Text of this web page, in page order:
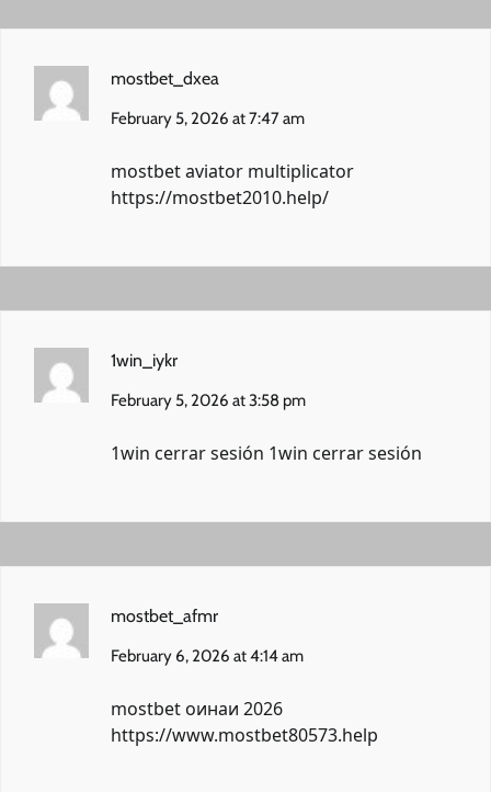
mostbet_dxea
February 5, 2026 at 7:47 am
mostbet aviator multiplicator
https://mostbet2010.help/
1win_iykr
February 5, 2026 at 3:58 pm
1win cerrar sesión 1win cerrar sesión
mostbet_afmr
February 6, 2026 at 4:14 am
mostbet оинаи 2026
https://www.mostbet80573.help